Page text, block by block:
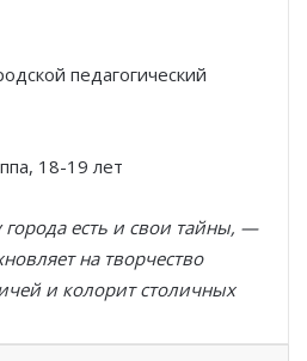
педагогический
18-19 лет
есть и свои тайны, —
на творчество
и колорит столичных